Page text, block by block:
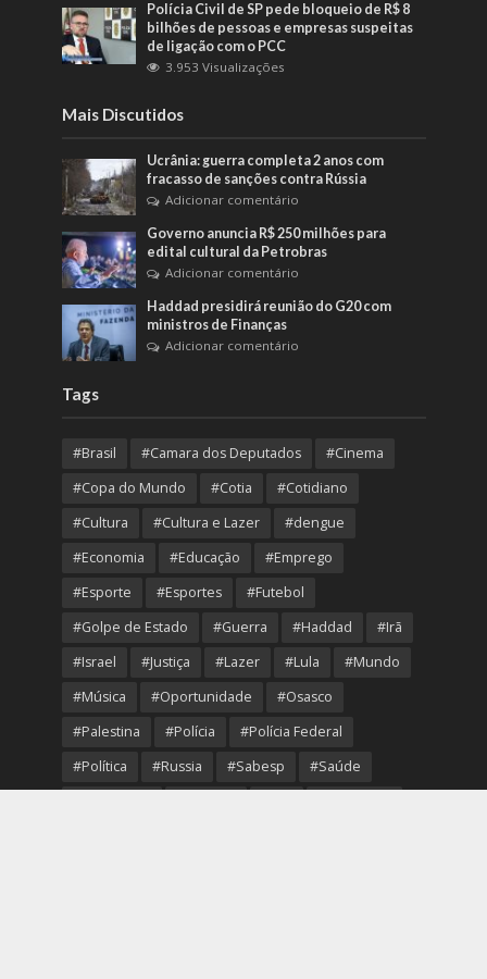
Polícia Civil de SP pede bloqueio de R$ 8
bilhões de pessoas e empresas suspeitas
de ligação com o PCC
3.953 Visualizações
Mais Discutidos
Ucrânia: guerra completa 2 anos com
fracasso de sanções contra Rússia
Adicionar comentário
Governo anuncia R$ 250 milhões para
edital cultural da Petrobras
Adicionar comentário
Haddad presidirá reunião do G20 com
ministros de Finanças
Adicionar comentário
Tags
#Brasil #Camara dos Deputados
#Cinema
#Copa do Mundo
#Cotia
#Cotidiano
#Cultura
#Cultura e Lazer
#dengue
#Economia
#Educação
#Emprego
#Esporte
#Esportes
#Futebol
#Golpe de Estado
#Guerra #Haddad
#Irã
#Israel
#Justiça #Lazer #Lula
#Mundo
#Música
#Oportunidade
#Osasco
#Palestina
#Polícia
#Polícia Federal
#Política
#Russia #Sabesp
#Saúde